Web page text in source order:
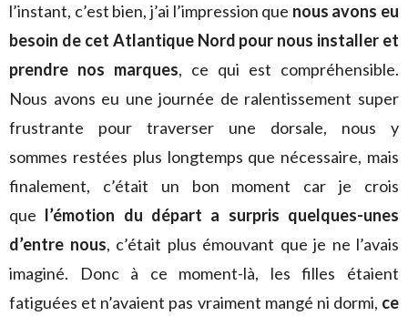
l’instant, c’est bien, j’ai l’impression que nous avons eu
besoin de cet Atlantique Nord pour nous installer et
prendre nos marques, ce qui est compréhensible.
Nous avons eu une journée de ralentissement super
frustrante pour traverser une dorsale, nous y
sommes restées plus longtemps que nécessaire, mais
finalement, c’était un bon moment car je crois
que l’émotion du départ a surpris quelques-unes
d’entre nous, c’était plus émouvant que je ne l’avais
imaginé. Donc à ce moment-là, les filles étaient
fatiguées et n’avaient pas vraiment mangé ni dormi, ce